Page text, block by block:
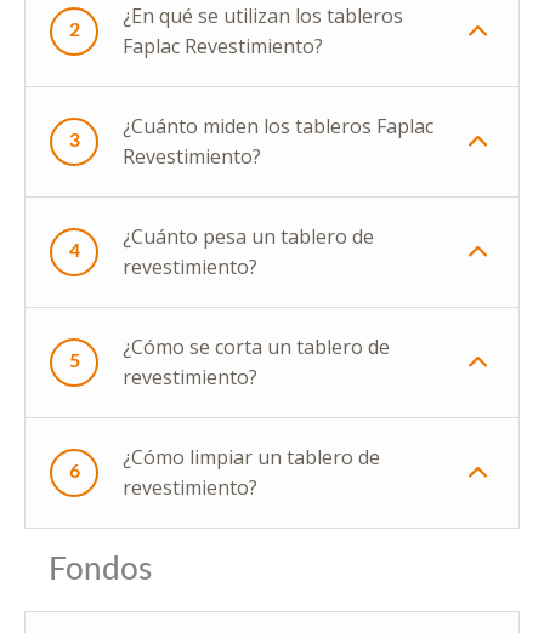
2
¿En qué se utilizan los tableros
Faplac Revestimiento?
3
¿Cuánto miden los tableros Faplac
Revestimiento?
4
¿Cuánto pesa un tablero de
revestimiento?
5
¿Cómo se corta un tablero de
revestimiento?
6
¿Cómo limpiar un tablero de
revestimiento?
Fondos